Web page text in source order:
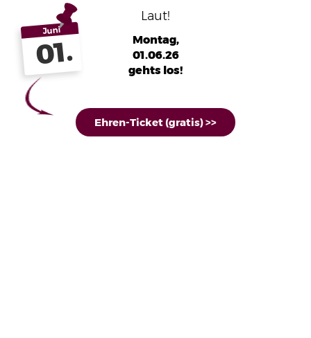
Laut!
Montag,
01.06.26
gehts los!
Juni
01.
Ehren-Ticket (gratis) >>